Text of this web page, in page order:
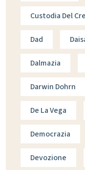
Custodia Del
Dad
Dalmazia
Darwin Dohrn
De La Vega
Democrazia
Devozione